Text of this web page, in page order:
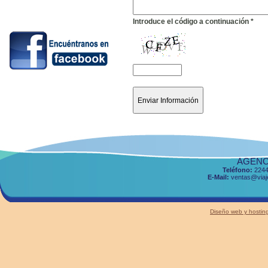
Introduce el código a continuación *
Teléfono:
E-Mail:
Diseño web y